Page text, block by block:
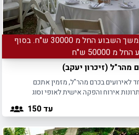
מחיר השכרת המקום במשך השבוע החל מ 30000 ש"ח. בסוף
מ 50000 ש"ח
מהר"ל (זיכרון יעקב)
לאירועים בכרם מהר"ל, מזמין אתכם
אירוח והפקה אישית לאופי וסוג
עד 150